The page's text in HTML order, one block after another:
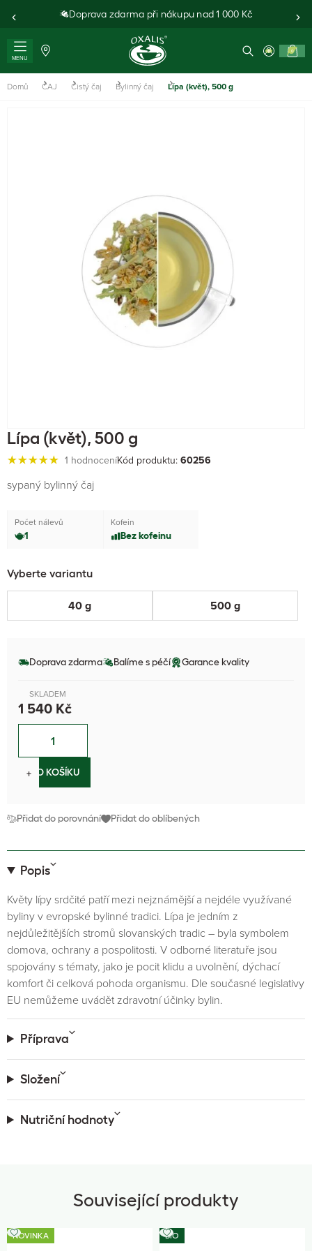
Doprava zdarma při nákupu nad 1 000 Kč
MENU
0
Domů ČAJ Čistý čaj Bylinný čaj Lípa (květ), 500 g
Lípa (květ), 500 g
1 hodnoceníKód produktu: 60256
sypaný bylinný čaj
Počet nálevů
1
Kofein
Bez kofeinu
Vyberte variantu
40 g 500 g
Doprava zdarma Balíme s péčí Garance kvality
SKLADEM
1 540 Kč
−
+DO KOŠÍKU
Přidat do porovnání Přidat do oblíbených
Popis
Květy lípy srdčité patří mezi nejznámější a nejdéle využívané
byliny v evropské bylinné tradici. Lípa je jedním z
nejdůležitějších stromů slovanských tradic – byla symbolem
domova, ochrany a pospolitosti. V odborné literatuře jsou
spojovány s tématy, jako je pocit klidu a uvolnění, dýchací
komfort či celková pohoda organismu. Dle současné legislativy
EU nemůžeme uvádět zdravotní účinky bylin.
Příprava
Složení
Nutriční hodnoty
Související produkty
NOVINKA BIO